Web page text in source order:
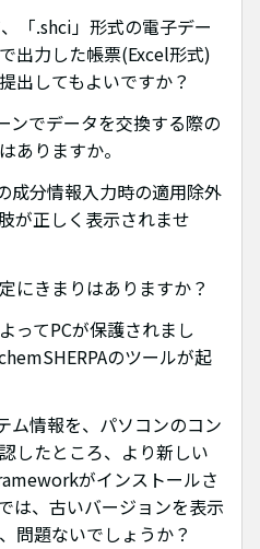
「.shci」形式の電子デー
出力した帳票(Excel形式)
出してもよいですか？
ンでデータを交換する際の
ありますか。
成分情報入力時の適用除外
が正しく表示されませ
にきまりはありますか？
ってPCが保護されまし
のツールが起
ム情報を、パソコンのコン
したところ、より新しい
がインストールさ
は、古いバージョンを表示
問題ないでしょうか？